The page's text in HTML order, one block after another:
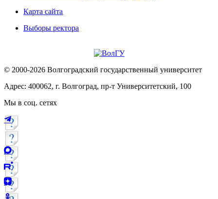
Карта сайта
Выборы ректора
© 2000-2026 Волгоградский государственный университет
Адрес: 400062, г. Волгоград, пр-т Университетский, 100
Мы в соц. сетях